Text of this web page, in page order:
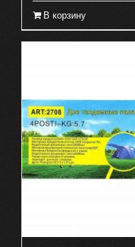
В корзину